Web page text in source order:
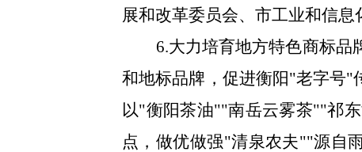
展和改革委员会、市工业和信息
6.大力培育地方特色商标品
和地标品牌，促进衡阳"老字号"
以"衡阳茶油""南岳云雾茶""祁
点，做优做强"清泉农夫""源自